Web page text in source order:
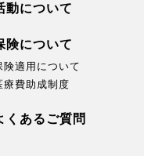
動について
険について
険適用について
療費助成制度
くあるご質問